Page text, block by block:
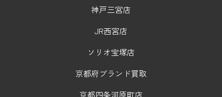
神戸三宮店
JR西宮店
ソリオ宝塚店
京都府ブランド買取
京都四条河原町店